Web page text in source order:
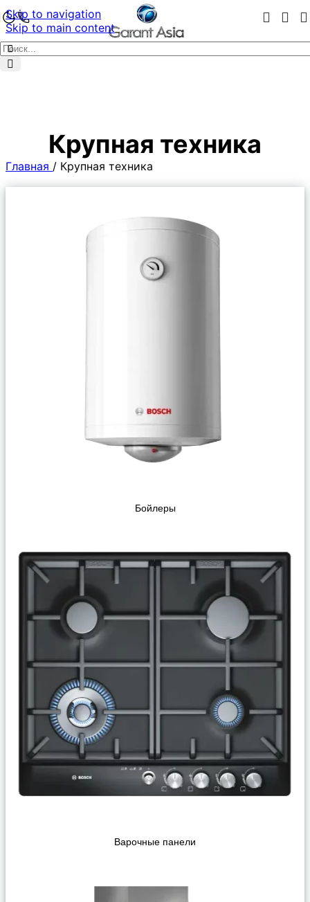
Skip to navigation
Skip to main content
Крупная техника
Главная / Крупная техника
Бойлеры
Варочные панели